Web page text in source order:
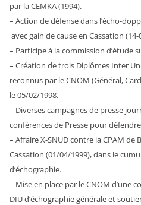
par la CEMKA (1994).
– Action de défense dans l’écho-
avec gain de cause en Cassation (14-
– Participe à la commission d’étude
– Création de trois Diplômes Inter
reconnus par le CNOM (Général,
le 05/02/1998.
– Diverses campagnes de presse
conférences de Presse pour
– Affaire X-SNUD contre la CPAM de
Cassation (01/04/1999), dans le
d’échographie.
– Mise en place par le CNOM d’une
DIU d’échographie générale et